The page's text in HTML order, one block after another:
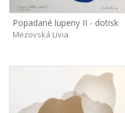
Popadané lupeny II - dotisk
Mezovská Livia